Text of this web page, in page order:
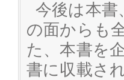
今後は本書
の面からも
た、本書を
書に収載さ